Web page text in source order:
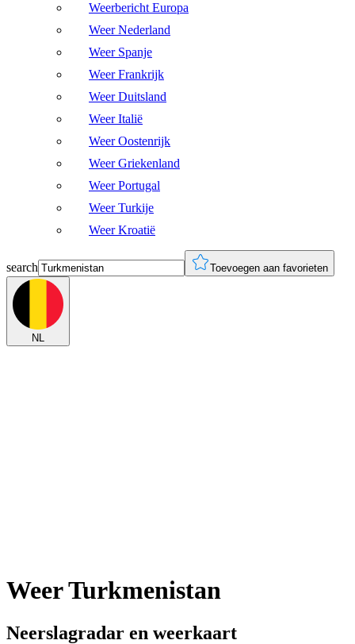
Weerbericht Europa
Weer Nederland
Weer Spanje
Weer Frankrijk
Weer Duitsland
Weer Italië
Weer Oostenrijk
Weer Griekenland
Weer Portugal
Weer Turkije
Weer Kroatië
search Toevoegen aan favorieten
NL
Weer Turkmenistan
Neerslagradar en weerkaart